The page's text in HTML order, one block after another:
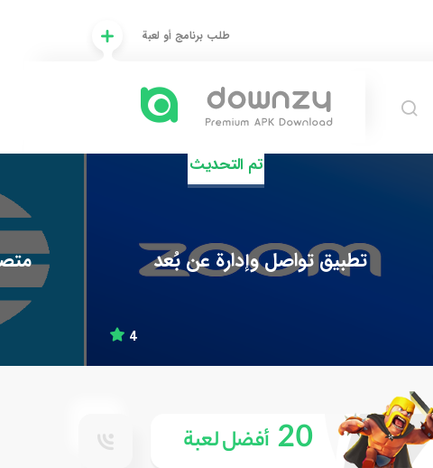
طلب برنامج أو لعبة
تم التحديث
تطبيق تواصل وإدارة عن بُعد
4
20 أفضل لعبة